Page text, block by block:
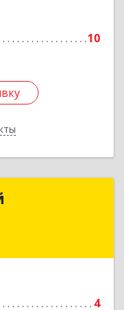
10
4
Алексей